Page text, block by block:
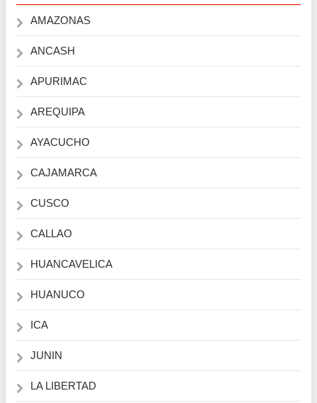
AMAZONAS
ANCASH
APURIMAC
AREQUIPA
AYACUCHO
CAJAMARCA
CUSCO
CALLAO
HUANCAVELICA
HUANUCO
ICA
JUNIN
LA LIBERTAD